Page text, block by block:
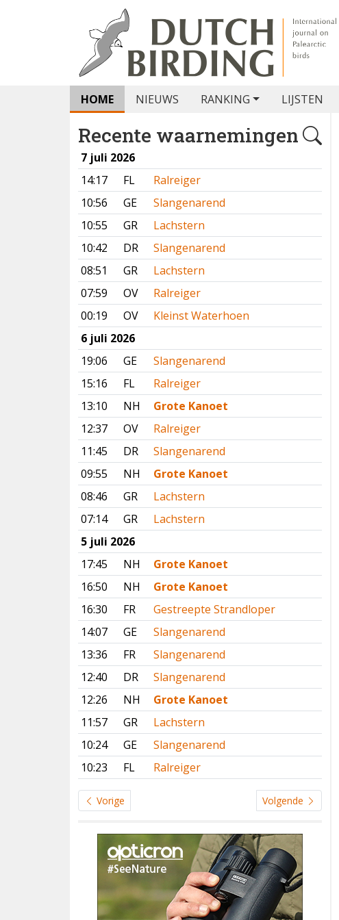
HOME NIEUWS RANKING LIJSTEN
Recente waarnemingen
7 juli 2026
14:17
FL
Ralreiger
10:56
GE
Slangenarend
10:55
GR
Lachstern
10:42
DR
Slangenarend
08:51
GR
Lachstern
07:59
OV
Ralreiger
00:19
OV
Kleinst Waterhoen
6 juli 2026
19:06
GE
Slangenarend
15:16
FL
Ralreiger
13:10
NH
Grote Kanoet
12:37
OV
Ralreiger
11:45
DR
Slangenarend
09:55
NH
Grote Kanoet
08:46
GR
Lachstern
07:14
GR
Lachstern
5 juli 2026
17:45
NH
Grote Kanoet
16:50
NH
Grote Kanoet
16:30
FR
Gestreepte Strandloper
14:07
GE
Slangenarend
13:36
FR
Slangenarend
12:40
DR
Slangenarend
12:26
NH
Grote Kanoet
11:57
GR
Lachstern
10:24
GE
Slangenarend
10:23
FL Ralreiger
Vorige Volgende